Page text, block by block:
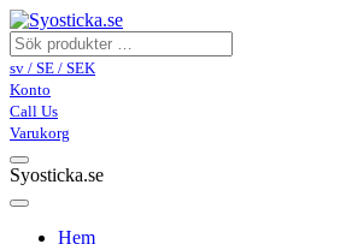
sv / SE / SEK
Konto
Call Us
Varukorg
Syosticka.se
Hem